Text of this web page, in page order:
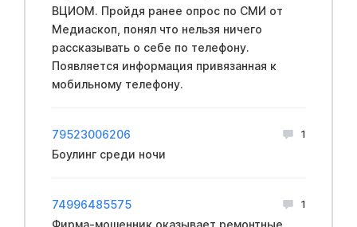
ВЦИОМ. Пройдя ранее опрос по СМИ от
Медиаскоп, понял что нельзя ничего
рассказывать о себе по телефону.
Появляется информация привязанная к
мобильному телефону.
79523006206 1
Боулинг среди ночи
74996485575 1
Фирма-мошенник оказывает ремонтные